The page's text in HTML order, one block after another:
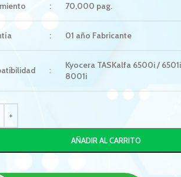
: 70,000 pag.
: 01 año Fabricante
:
Kyocera TASKalfa 6500i /
8001i
AÑADIR AL CARRITO